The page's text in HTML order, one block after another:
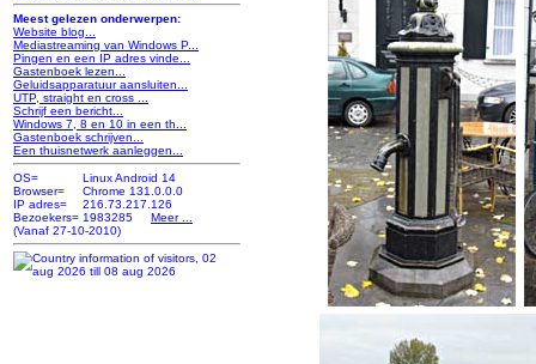
Meest gelezen onderwerpen:
Website blog...
Mediastreaming van Windows P...
Pingen en een IP adres vinde...
Gastenboek lezen...
Geluidsapparatuur aansluiten...
UTP, straight en cross ...
Schrijf een bericht...
Windows 7, 8 en 10 in een th...
Gastenboek schrijven...
Een thuisnetwerk aanleggen...
OS=
Linux Android 14
Browser=
Chrome 131.0.0.0
IP adres=
216.73.217.126
Bezoekers= 1983285 Meer ...
(Vanaf 27-10-2010)